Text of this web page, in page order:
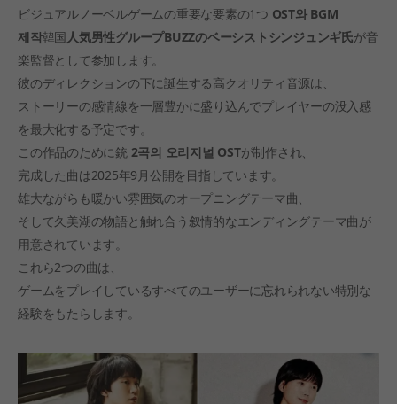
ビジュアルノーベルゲームの重要な要素の1つ OST와 BGM
제작韓国 人気男性グループBUZZのベーシストシンジュンギ氏が音
楽監督として参加します。
彼のディレクションの下に誕生する高クオリティ音源は、
ストーリーの感情線を一層豊かに盛り込んでプレイヤーの没入感
を最大化する予定です。
この作品のために銃 2곡의 오리지널 OSTが制作され、
完成した曲は2025年9月公開を目指しています。
雄大ながらも暖かい雰囲気のオープニングテーマ曲、
そして久美湖の物語と触れ合う叙情的なエンディングテーマ曲が
用意されています。
これら2つの曲は、
ゲームをプレイしているすべてのユーザーに忘れられない特別な
経験をもたらします。